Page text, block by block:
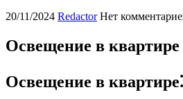
20/11/2024 Redactor Нет
Освещение в квартире
Освещение в